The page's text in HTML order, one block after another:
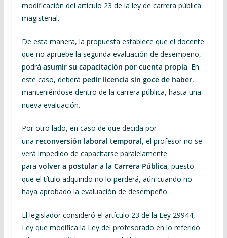
modificación del artículo 23 de la ley de carrera pública
magisterial.
De esta manera, la propuesta establece que el docente
que no apruebe la segunda evaluación de desempeño,
podrá asumir su capacitación por cuenta propia. En
este caso, deberá pedir licencia sin goce de haber,
manteniéndose dentro de la carrera pública, hasta una
nueva evaluación.
Por otro lado, en caso de que decida por
una reconversión laboral temporal, el profesor no se
verá impedido de capacitarse paralelamente
para volver a postular a la Carrera Pública, puesto
que el título adquirido no lo perderá, aún cuando no
haya aprobado la evaluación de desempeño.
El legislador consideró el artículo 23 de la Ley 29944,
Ley que modifica la Ley del profesorado en lo referido